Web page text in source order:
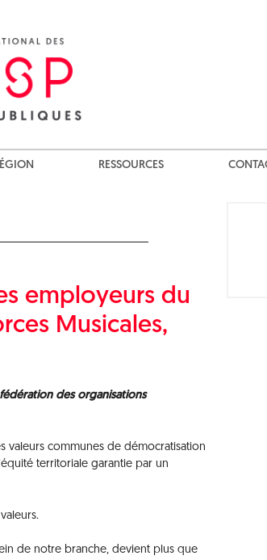
RESSOURCES
employeurs du
Musicales,
fédération des organisations
valeurs communes de démocratisation
territoriale garantie par un
de notre branche, devient plus que